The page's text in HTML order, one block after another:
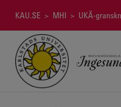
Länkstig
KAU.SE > MHI > UKÄ-